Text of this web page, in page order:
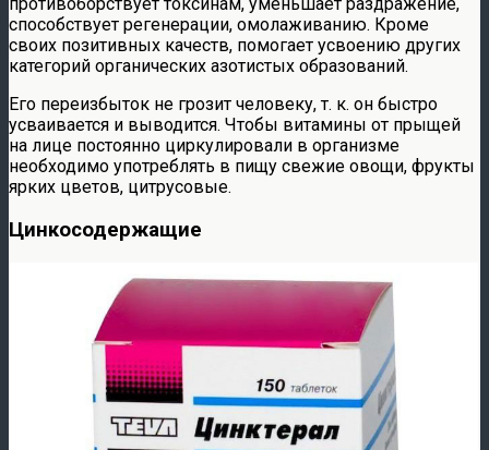
способствует регенерации, омолаживанию. Кроме
своих позитивных качеств, помогает усвоению других
категорий органических азотистых образований.
Его переизбыток не грозит человеку, т. к. он быстро
усваивается и выводится. Чтобы витамины от прыщей
на лице постоянно циркулировали в организме
необходимо употреблять в пищу свежие овощи, фрукты
ярких цветов, цитрусовые.
Цинкосодержащие